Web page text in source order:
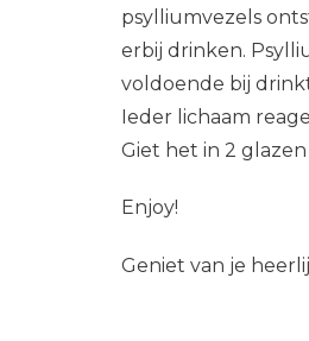
psylliumvezels
erbij drinken.
voldoende bij
Ieder lichaam
Giet het in 2
Enjoy!
Geniet van je